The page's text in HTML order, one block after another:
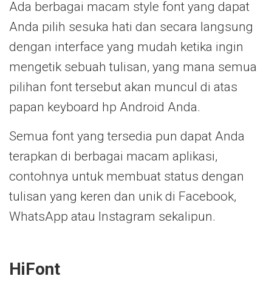
Ada berbagai macam style font yang dapat
Anda pilih sesuka hati dan secara langsung
dengan interface yang mudah ketika ingin
mengetik sebuah tulisan, yang mana semua
pilihan font tersebut akan muncul di atas
papan keyboard hp Android Anda.
Semua font yang tersedia pun dapat Anda
terapkan di berbagai macam aplikasi,
contohnya untuk membuat status dengan
tulisan yang keren dan unik di Facebook,
WhatsApp atau Instagram sekalipun.
HiFont